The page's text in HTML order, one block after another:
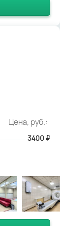
Цена, руб.:
3400 ₽